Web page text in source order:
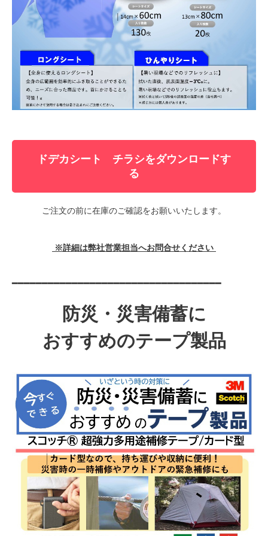
ドデカシート チラシをダウンロードす
る
ご注文の前に在庫のご確認をお願いいたします。
※詳細は弊社営業担当へお問合せください
━━━━━━━━━━━━━━━━━━━━━━━━━━━━━━━━━━━
防災・災害備蓄に
おすすめのテープ製品